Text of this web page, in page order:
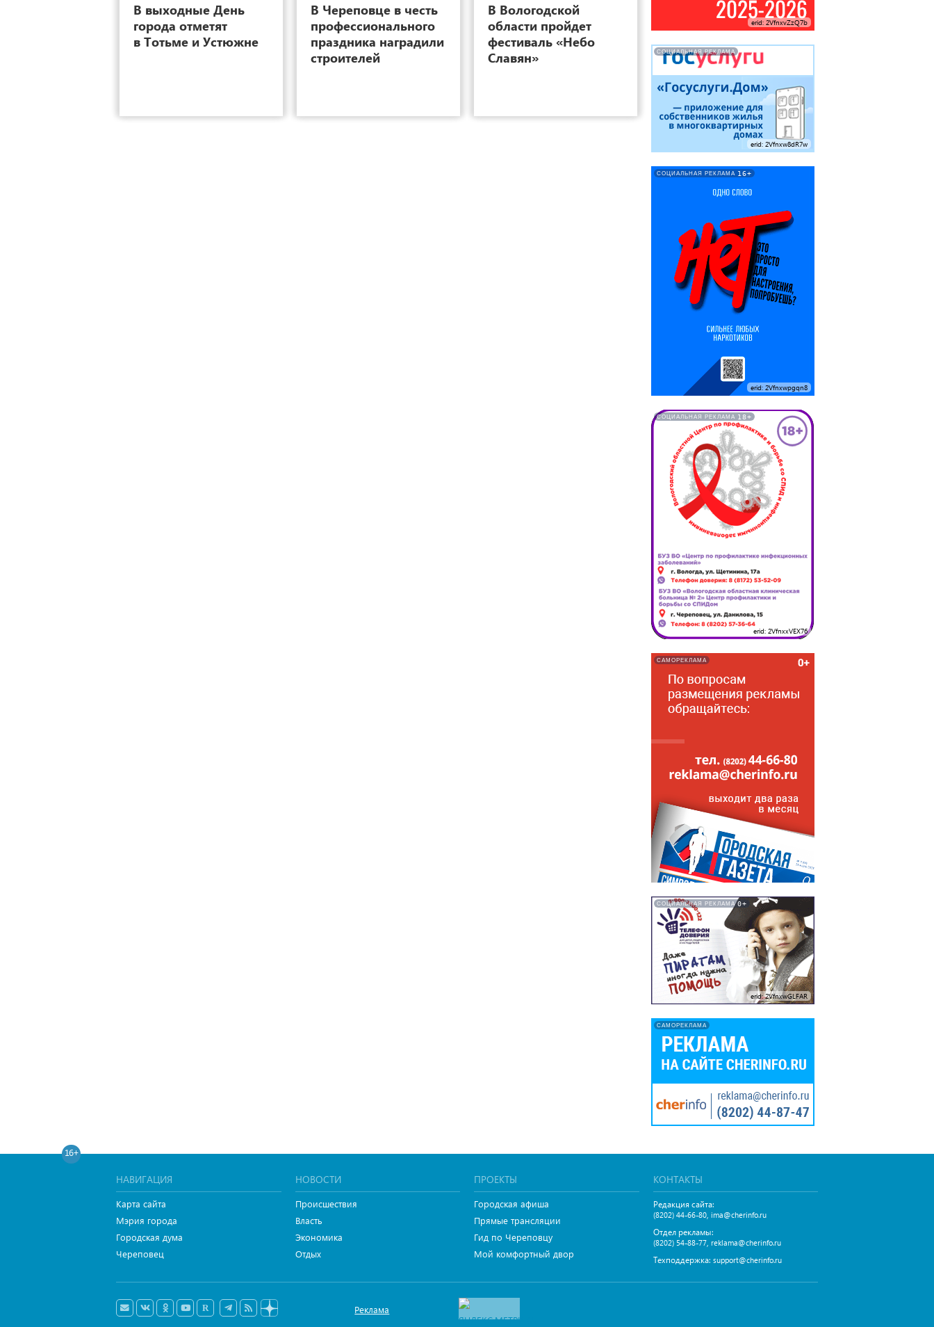
В выходные День
города отметят
в Тотьме и Устюжне
В Череповце в честь
профессионального
праздника наградили
строителей
В Вологодской
области пройдет
фестиваль «Небо
Славян»
erid: 2VfnxvZzQ7b
СОЦИАЛЬНАЯ РЕКЛАМА
erid: 2Vfnxw8dR7w
СОЦИАЛЬНАЯ РЕКЛАМА 16+
erid: 2Vfnxwpgqn8
СОЦИАЛЬНАЯ РЕКЛАМА 18+
erid: 2VfnxxVEX76
САМОРЕКЛАМА
СОЦИАЛЬНАЯ РЕКЛАМА 0+
erid: 2VfnxwGLFAR
САМОРЕКЛАМА
16+
НАВИГАЦИЯ
Карта сайта
Мэрия города
Городская дума
Череповец
НОВОСТИ
Происшествия
Власть
Экономика
Отдых
ПРОЕКТЫ
Городская афиша
Прямые трансляции
Гид по Череповцу
Мой комфортный двор
КОНТАКТЫ
Редакция сайта:
(8202) 44-66-80, ima@cherinfo.ru
Отдел рекламы:
(8202) 54-88-77, reklama@cherinfo.ru
Техподдержка: support@cherinfo.ru
Реклама